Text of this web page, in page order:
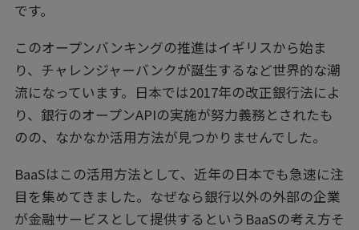
です。
このオープンバンキングの推進はイギリスから始ま
り、チャレンジャーバンクが誕生するなど世界的な潮
流になっています。日本では2017年の改正銀行法によ
り、銀行のオープンAPIの実施が努力義務とされたも
のの、なかなか活用方法が見つかりませんでした。
BaaSはこの活用方法として、近年の日本でも急速に注
目を集めてきました。なぜなら銀行以外の外部の企業
が金融サービスとして提供するというBaaSの考え方そ